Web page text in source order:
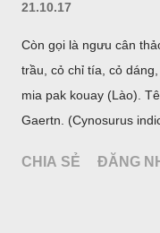
21.10.17
Còn gọi là ngưu cân
trầu, cỏ chỉ tía, cỏ
mia pak kouay (Lào).
Gaertn. (Cynosurus
CHIA SẺ ĐĂNG